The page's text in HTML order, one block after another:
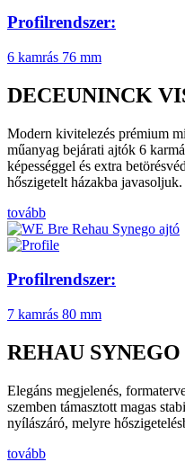
Profilrendszer:
6 kamrás 76 mm
DECEUNINCK
Modern kivitelezés prémium
műanyag bejárati ajtók 6
képességgel és extra
hőszigetelt házakba
tovább
Profilrendszer:
7 kamrás 80 mm
REHAU SYNEGO
Elegáns megjelenés,
szemben támasztott magas
nyílászáró, melyre
tovább